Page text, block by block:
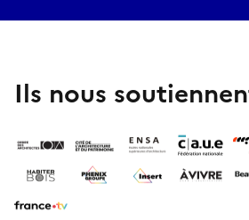
Ils nous